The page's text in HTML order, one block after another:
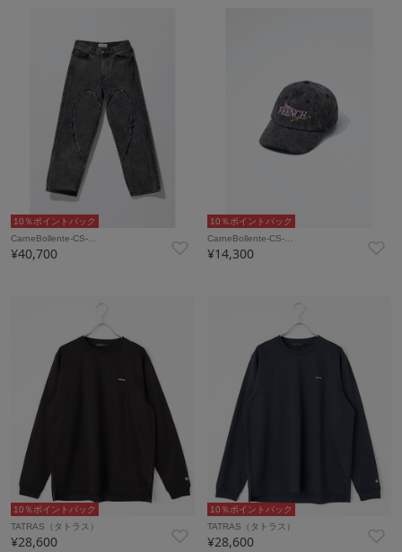
10％ポイントバック
CarneBollente-CS-…
¥40,700
10％ポイントバック
CarneBollente-CS-…
¥14,300
10％ポイントバック
TATRAS（タトラス）
¥28,600
10％ポイントバック
TATRAS（タトラス）
¥28,600